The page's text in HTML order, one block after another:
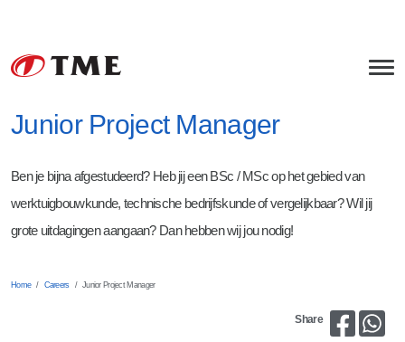
Rock Handling Systems
Cable Installation Equipment
Bulk Handling Equipment
Bulk Materials
Services
Junior Project Manager
Ben je bijna afgestudeerd? Heb jij een BSc / MSc op het gebied van
werktuigbouwkunde, technische bedrijfskunde of vergelijkbaar? Wil jij
grote uitdagingen aangaan? Dan hebben wij jou nodig!
Home Careers Junior Project Manager
Share